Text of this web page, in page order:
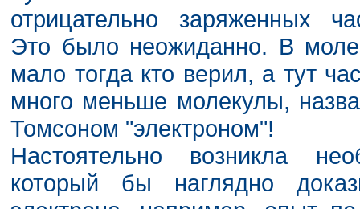
отрицательно заряженных
Это было неожиданно. В
мало тогда кто верил, а тут
много меньше молекулы,
Томсоном "электроном"!
Настоятельно возникла
который бы наглядно